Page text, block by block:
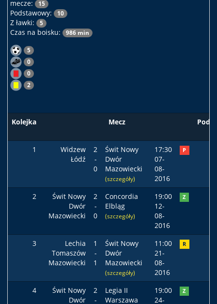
mecze: 15
Podstawowy: 10
Z ławki: 5
Czas na boisku: 986 min
5
0
0
2
Kolejka Mecz Podst
1
Widzew
Łódź
2
-
0
Świt Nowy
Dwór
Mazowiecki
(szczegóły)
17:30
07-
08-
2016
P
2
Świt Nowy
Dwór
Mazowiecki
2
-
0
Concordia
Elbląg
(szczegóły)
19:00
12-
08-
2016
Z
3
Lechia
Tomaszów
Mazowiecki
1
-
1
Świt Nowy
Dwór
Mazowiecki
(szczegóły)
11:00
21-
08-
2016
R
4
Świt Nowy
Dwór
2
-
Legia II
Warszawa
19:00
24-
Z